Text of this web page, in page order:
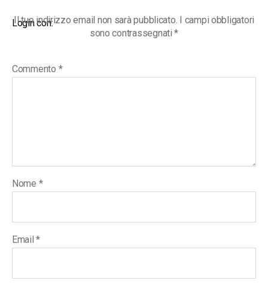
Login con:
Il tuo indirizzo email non sarà pubblicato. I campi obbligatori
sono contrassegnati*
Commento *
Nome *
Email*